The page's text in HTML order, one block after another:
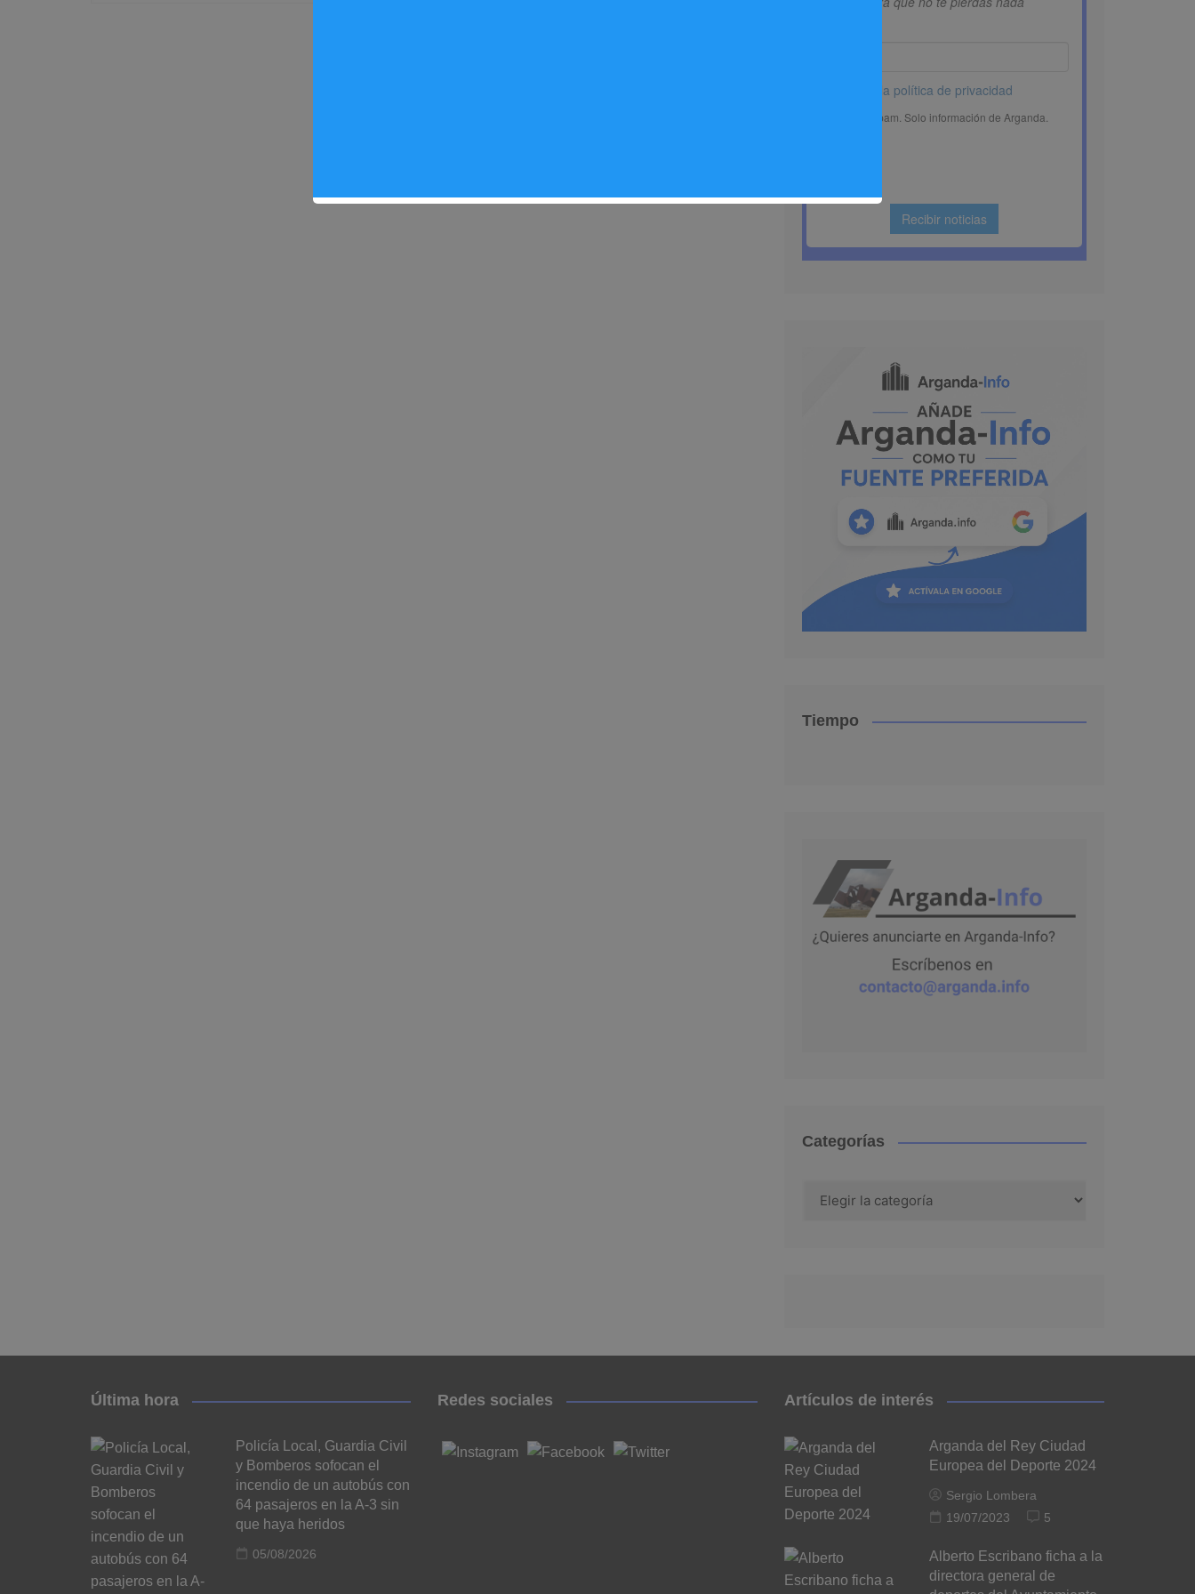
Tiempo
Categorías
Última hora
Policía Local, Guardia Civil
y Bomberos sofocan el
incendio de un autobús con
64 pasajeros en la A-3 sin
que haya heridos
05/08/2026
Redes sociales Artículos de interés
Arganda del Rey Ciudad
Europea del Deporte 2024
Sergio Lombera
19/07/2023
5
Alberto Escribano ficha a la
directora general de